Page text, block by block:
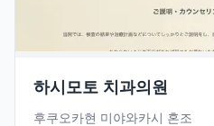
하시모토 치과의원
후쿠오카현 미야와카시 혼조